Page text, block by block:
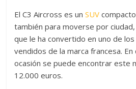
El C3 Aircross es un SUV
también para moverse por
que le ha convertido en uno de
vendidos de la marca francesa.
ocasión se puede encontrar este
12.000 euros.